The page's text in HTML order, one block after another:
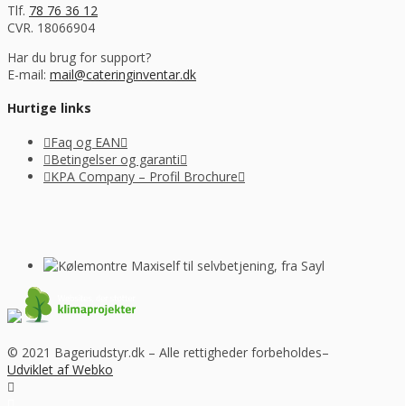
Tlf. 78 76 36 12
CVR. 18066904
Har du brug for support?
E-mail: mail@cateringinventar.dk
Hurtige links
Faq og EAN
Betingelser og garanti
KPA Company – Profil Brochure
© 2021 Bageriudstyr.dk – Alle rettigheder forbeholdes–
Udviklet af Webko